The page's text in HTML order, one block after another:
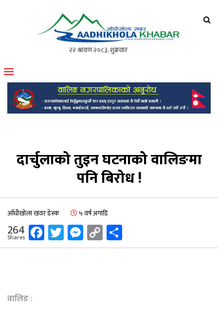
मोफसलकै लोकप्रिय अनलाइन पत्रिका
दार्चुलाको तुइन घटनाको वालिङमा
पनि बिरोध !
आँधीखोला खवर डेस्क ५ वर्ष अगाडि
264
Shares Facebook
Twitter
Messenger
Copy
Link
वालिङ :